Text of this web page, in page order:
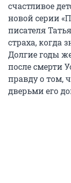
счастливое
новой серии
писателя
страха, когда
Долгие годы
после смерти
правду о том,
дверьми его